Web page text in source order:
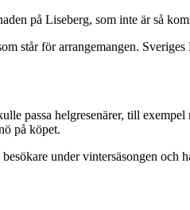
på Liseberg, som inte är så
står för arrangemangen.
passa helgresenärer, till
på köpet.
under vintersäsongen och